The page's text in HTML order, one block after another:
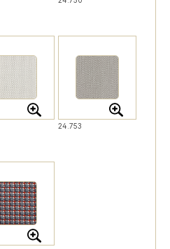
24.753